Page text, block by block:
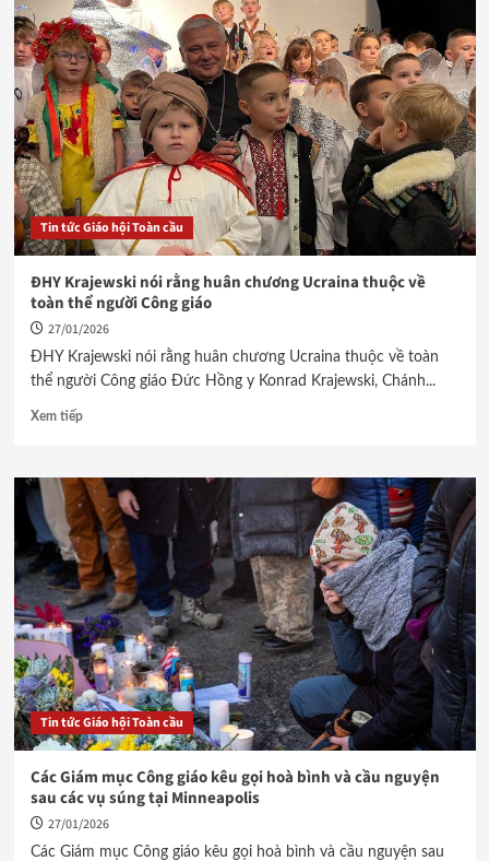
Tin tức Giáo hội Toàn cầu
ĐHY Krajewski nói rằng huân chương Ucraina thuộc về
toàn thể người Công giáo
27/01/2026
ĐHY Krajewski nói rằng huân chương Ucraina thuộc về toàn
thể người Công giáo Đức Hồng y Konrad Krajewski, Chánh...
Xem tiếp
Tin tức Giáo hội Toàn cầu
Các Giám mục Công giáo kêu gọi hoà bình và cầu nguyện
sau các vụ súng tại Minneapolis
27/01/2026
Các Giám mục Công giáo kêu gọi hoà bình và cầu nguyện sau